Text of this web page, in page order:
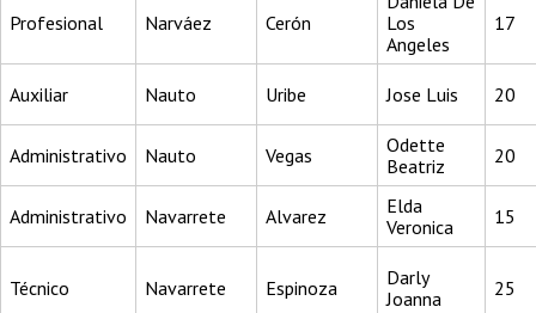
Profesional Narváez Cerón
Los
Angeles
17
Auxiliar Nauto Uribe Jose Luis 20
Administrativo Nauto Vegas
Odette
Beatriz
20
Administrativo Navarrete Alvarez
Elda
Veronica
15
Técnico Navarrete Espinoza
Darly
Joanna
25